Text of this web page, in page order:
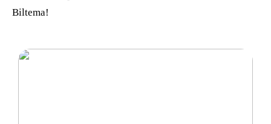
Biltema!